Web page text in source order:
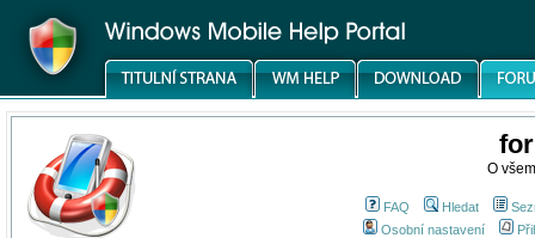
O
FAQ Hledat
Osobní nastavení